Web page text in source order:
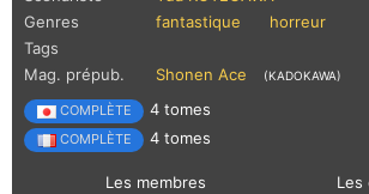
Genres
fantastique
horreur
Tags
Mag. prépub.
Shonen Ace (KADOKAWA)
COMPLÈTE 4 tomes
COMPLÈTE 4 tomes
Les membres Les